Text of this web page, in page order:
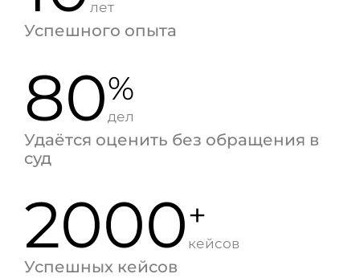
лет
Успешного опыта
80%
дел
Удаётся оценить без обращения в
суд
2000+
кейсов
Успешных кейсов